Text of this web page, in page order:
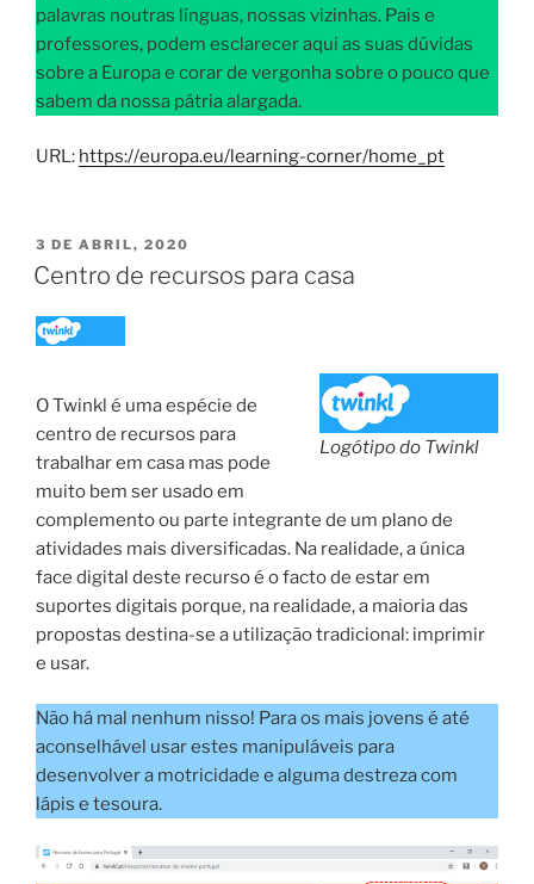
palavras noutras línguas, nossas vizinhas. Pais e
professores, podem esclarecer aqui as suas dúvidas
sobre a Europa e corar de vergonha sobre o pouco que
sabem da nossa pátria alargada.
URL: https://europa.eu/learning-corner/home_pt
PUBLICADO
EM
3 DE ABRIL, 2020
Centro de recursos para casa
Logótipo do Twinkl
O Twinkl é uma espécie de
centro de recursos para
trabalhar em casa mas pode
muito bem ser usado em
complemento ou parte integrante de um plano de
atividades mais diversificadas. Na realidade, a única
face digital deste recurso é o facto de estar em
suportes digitais porque, na realidade, a maioria das
propostas destina-se a utilização tradicional: imprimir
e usar.
Não há mal nenhum nisso! Para os mais jovens é até
aconselhável usar estes manipuláveis para
desenvolver a motricidade e alguma destreza com
lápis e tesoura.